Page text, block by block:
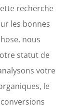
recherche
les bonnes
nous
statut de
votre
le